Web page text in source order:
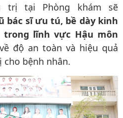
trị tại Phòng khám sẽ
bác sĩ ưu tú, bề dày kinh
trong lĩnh vực Hậu môn
độ an toàn và hiệu quả
bệnh nhân.